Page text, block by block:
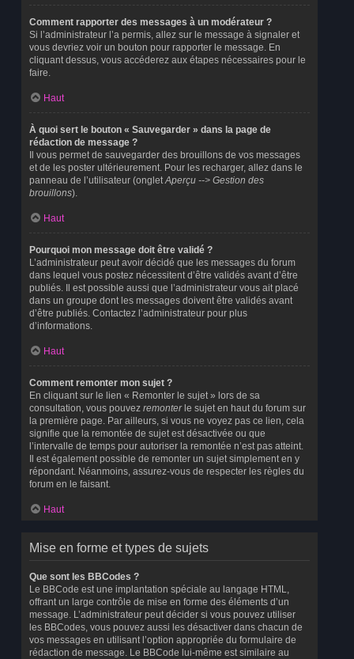
Comment rapporter des messages à un modérateur ?
Si l’administrateur l’a permis, allez sur le message à signaler et
vous devriez voir un bouton pour rapporter le message. En
cliquant dessus, vous accéderez aux étapes nécessaires pour le
faire.
Haut
À quoi sert le bouton « Sauvegarder » dans la page de
rédaction de message ?
Il vous permet de sauvegarder des brouillons de vos messages
et de les poster ultérieurement. Pour les recharger, allez dans le
panneau de l’utilisateur (ongletAperçu --> Gestion des
brouillons).
Haut
Pourquoi mon message doit être validé ?
L’administrateur peut avoir décidé que les messages du forum
dans lequel vous postez nécessitent d’être validés avant d’être
publiés. Il est possible aussi que l’administrateur vous ait placé
dans un groupe dont les messages doivent être validés avant
d’être publiés. Contactez l’administrateur pour plus
d’informations.
Haut
Comment remonter mon sujet ?
En cliquant sur le lien « Remonter le sujet » lors de sa
consultation, vous pouvez remonterle sujet en haut du forum sur
la première page. Par ailleurs, si vous ne voyez pas ce lien, cela
signifie que la remontée de sujet est désactivée ou que
l’intervalle de temps pour autoriser la remontée n’est pas atteint.
Il est également possible de remonter un sujet simplement en y
répondant. Néanmoins, assurez-vous de respecter les règles du
forum en le faisant.
Haut
Mise en forme et types de sujets
Que sont les BBCodes ?
Le BBCode est une implantation spéciale au langage HTML,
offrant un large contrôle de mise en forme des éléments d’un
message. L’administrateur peut décider si vous pouvez utiliser
les BBCodes, vous pouvez aussi les désactiver dans chacun de
vos messages en utilisant l’option appropriée du formulaire de
rédaction de message. Le BBCode lui-même est similaire au